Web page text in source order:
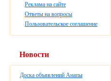
Реклама на сайте
Ответы на вопросы
Пользовательское соглашение
Новости
Доска объявлений Анапы